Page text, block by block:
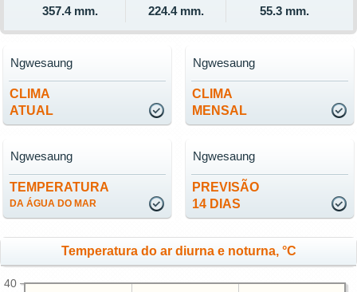
357.4 mm.
224.4 mm. 55.3 mm.
CLIMA
ATUAL
Ngwesaung
CLIMA
MENSAL
Ngwesaung
TEMPERATURA
DA ÁGUA DO MAR
Ngwesaung
PREVISÃO
14 DIAS
Ngwesaung
Temperatura do ar diurna e noturna, °C
40